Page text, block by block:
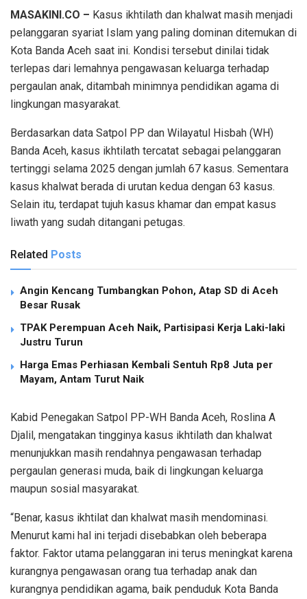
MASAKINI.CO – Kasus ikhtilath dan khalwat masih menjadi
pelanggaran syariat Islam yang paling dominan ditemukan di
Kota Banda Aceh saat ini. Kondisi tersebut dinilai tidak
terlepas dari lemahnya pengawasan keluarga terhadap
pergaulan anak, ditambah minimnya pendidikan agama di
lingkungan masyarakat.
Berdasarkan data Satpol PP dan Wilayatul Hisbah (WH)
Banda Aceh, kasus ikhtilath tercatat sebagai pelanggaran
tertinggi selama 2025 dengan jumlah 67 kasus. Sementara
kasus khalwat berada di urutan kedua dengan 63 kasus.
Selain itu, terdapat tujuh kasus khamar dan empat kasus
liwath yang sudah ditangani petugas.
Related Posts
Angin Kencang Tumbangkan Pohon, Atap SD di Aceh
Besar Rusak
TPAK Perempuan Aceh Naik, Partisipasi Kerja Laki-laki
Justru Turun
Harga Emas Perhiasan Kembali Sentuh Rp8 Juta per
Mayam, Antam Turut Naik
Kabid Penegakan Satpol PP-WH Banda Aceh, Roslina A
Djalil, mengatakan tingginya kasus ikhtilath dan khalwat
menunjukkan masih rendahnya pengawasan terhadap
pergaulan generasi muda, baik di lingkungan keluarga
maupun sosial masyarakat.
“Benar, kasus ikhtilat dan khalwat masih mendominasi.
Menurut kami hal ini terjadi disebabkan oleh beberapa
faktor. Faktor utama pelanggaran ini terus meningkat karena
kurangnya pengawasan orang tua terhadap anak dan
kurangnya pendidikan agama, baik penduduk Kota Banda